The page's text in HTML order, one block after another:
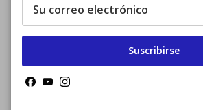
Suscribirse
Facebook
YouTubeInstagram